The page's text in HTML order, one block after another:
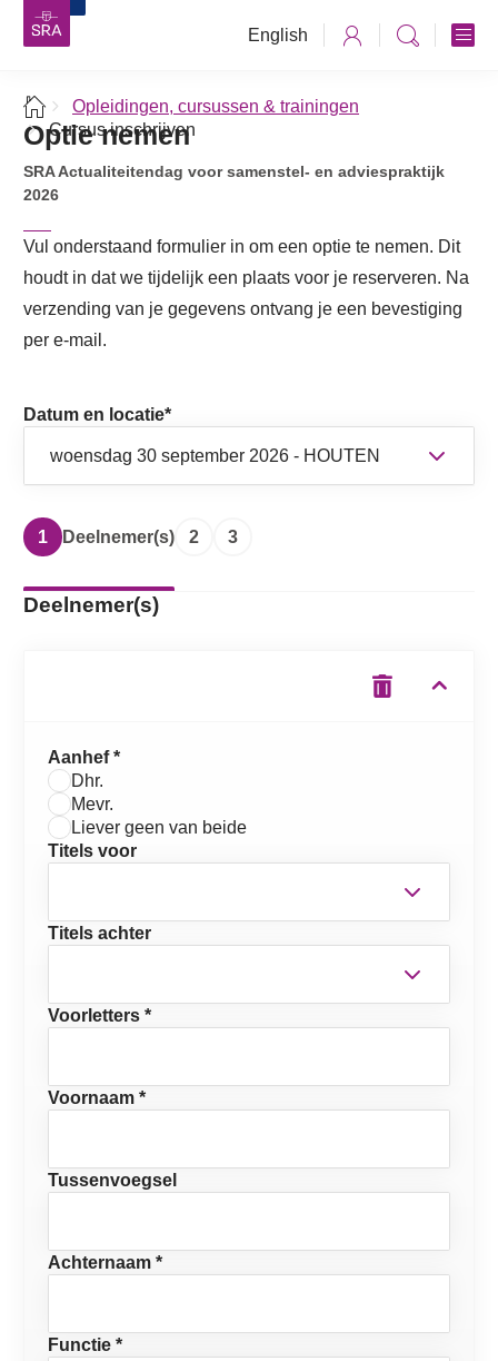
English
Opleidingen, cursussen & trainingen
Cursus inschrijven
Optie nemen
SRA Actualiteitendag voor samenstel- en adviespraktijk
2026
Vul onderstaand formulier in om een optie te nemen. Dit
houdt in dat we tijdelijk een plaats voor je reserveren. Na
verzending van je gegevens ontvang je een bevestiging
per e-mail.
Datum en locatie*
1 Deelnemer(s) 2 3
Deelnemer(s)
Aanhef *
Dhr.
Mevr.
Liever geen van beide
Titels voor
Titels achter
Voorletters *
Voornaam *
Tussenvoegsel
Achternaam *
Functie *